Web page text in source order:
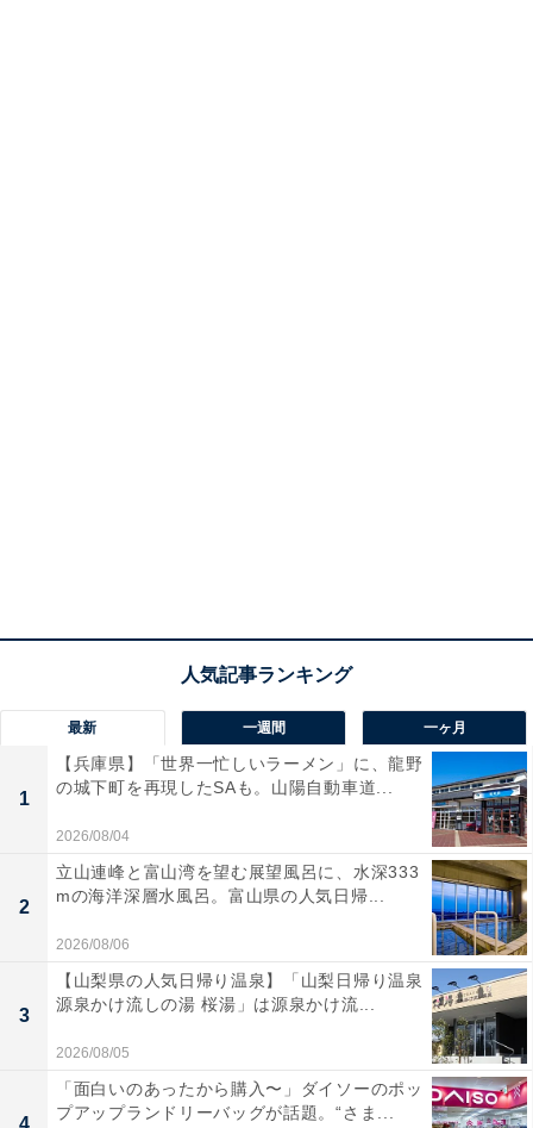
最新 一週間 一ヶ月
1
【兵庫県】「世界一忙しいラーメン」に、龍野
の城下町を再現したSAも。山陽自動車道...
2026/08/04
2
立山連峰と富山湾を望む展望風呂に、水深333
mの海洋深層水風呂。富山県の人気日帰...
2026/08/06
3
【山梨県の人気日帰り温泉】「山梨日帰り温泉
源泉かけ流しの湯 桜湯」は源泉かけ流...
2026/08/05
4
「面白いのあったから購入〜」ダイソーのポッ
プアップランドリーバッグが話題。“さま...